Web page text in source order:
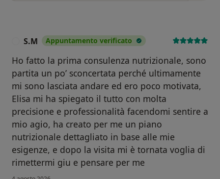
S.M Appuntamento verificato
Ho fatto la prima consulenza nutrizionale, sono
partita un po’ sconcertata perché ultimamente
mi sono lasciata andare ed ero poco motivata,
Elisa mi ha spiegato il tutto con molta
precisione e professionalità facendomi sentire a
mio agio, ha creato per me un piano
nutrizionale dettagliato in base alle mie
esigenze, e dopo la visita mi è tornata voglia di
rimettermi giu e pensare per me